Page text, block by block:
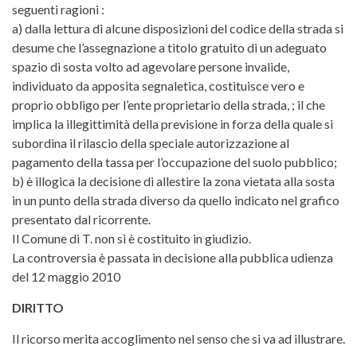
seguenti ragioni :
a) dalla lettura di alcune disposizioni del codice della strada si
desume che l’assegnazione a titolo gratuito di un adeguato
spazio di sosta volto ad agevolare persone invalide,
individuato da apposita segnaletica, costituisce vero e
proprio obbligo per l’ente proprietario della strada, ; il che
implica la illegittimità della previsione in forza della quale si
subordina il rilascio della speciale autorizzazione al
pagamento della tassa per l’occupazione del suolo pubblico;
b) è illogica la decisione di allestire la zona vietata alla sosta
in un punto della strada diverso da quello indicato nel grafico
presentato dal ricorrente.
Il Comune di T. non si è costituito in giudizio.
La controversia è passata in decisione alla pubblica udienza
del 12 maggio 2010
DIRITTO
Il ricorso merita accoglimento nel senso che si va ad illustrare.